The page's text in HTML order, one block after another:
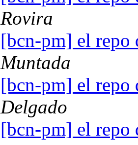
Rovira
[bcn-pm] el repo
Muntada
[bcn-pm] el repo
Delgado
[bcn-pm] el repo